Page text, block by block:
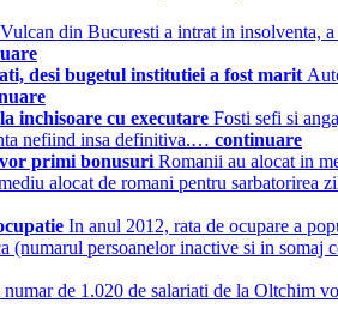
din Bucuresti a intrat in insolventa,
desi bugetul institutiei a fost marit
inchisoare cu executare Fosti sefi si
nefiind insa definitiva.… continuare
primi bonusuri Romanii au alocat in
alocat de romani pentru sarbatorirea
In anul 2012, rata de ocupare a
persoanelor inactive si in
de 1.020 de salariati de la Oltchim